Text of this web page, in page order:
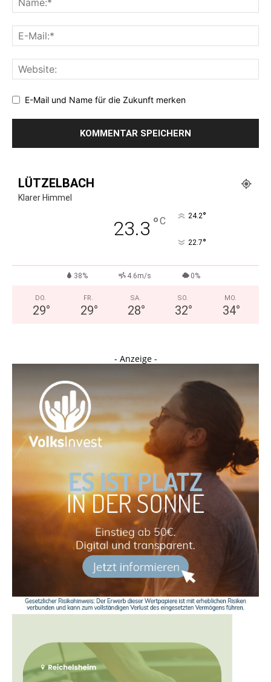
E-Mail und Name für die Zukunft merken
LÜTZELBACH
Klarer Himmel
23.3 °C 24.2°
22.7°
38% 4.6m/s 0%
DO.
29°
FR.
29°
SA.
28°
SO.
32°
MO.
34°
- Anzeige -